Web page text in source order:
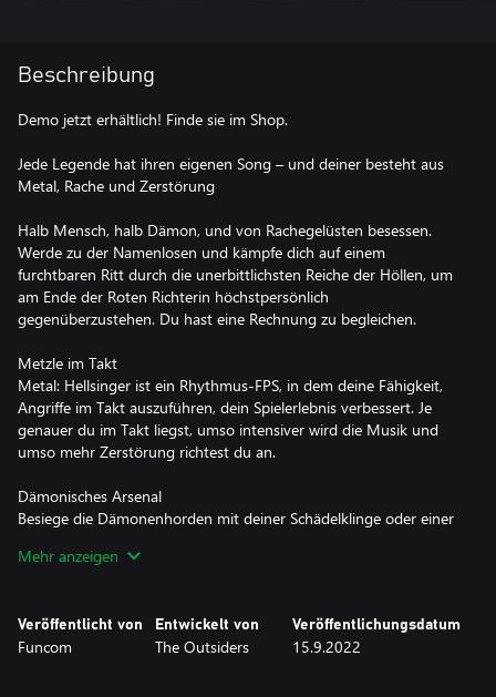
Beschreibung
Demo jetzt erhältlich! Finde sie im Shop.
Jede Legende hat ihren eigenen Song – und deiner besteht aus
Metal, Rache und Zerstörung
Halb Mensch, halb Dämon, und von Rachegelüsten besessen.
Werde zu der Namenlosen und kämpfe dich auf einem
furchtbaren Ritt durch die unerbittlichsten Reiche der Höllen, um
am Ende der Roten Richterin höchstpersönlich
gegenüberzustehen. Du hast eine Rechnung zu begleichen.
Metzle im Takt
Metal: Hellsinger ist ein Rhythmus-FPS, in dem deine Fähigkeit,
Angriffe im Takt auszuführen, dein Spielerlebnis verbessert. Je
genauer du im Takt liegst, umso intensiver wird die Musik und
umso mehr Zerstörung richtest du an.
Dämonisches Arsenal
Besiege die Dämonenhorden mit deiner Schädelklinge oder einer
Exorzismus, um mit der Waffenfähigkeit deiner Wahl Verwüstung
Horden-Modus
Tritt im Leviathan-Spielmodus an, in dem du in höllischen Arenen
Mehr anzeigen
Veröffentlicht von
Funcom
Entwickelt von
The Outsiders
Veröffentlichungsdatum
15.9.2022